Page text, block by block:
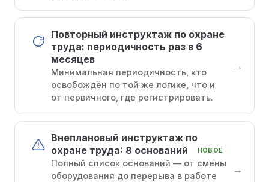
Повторный инструктаж по охране
труда: периодичность раз в 6
месяцев
Минимальная периодичность, кто
освобождён по той же логике, что и
от первичного, где регистрировать.
→
Внеплановый инструктаж по
охране труда: 8 оснований
НОВОЕ
Полный список оснований — от смены
оборудования до перерыва в работе
→